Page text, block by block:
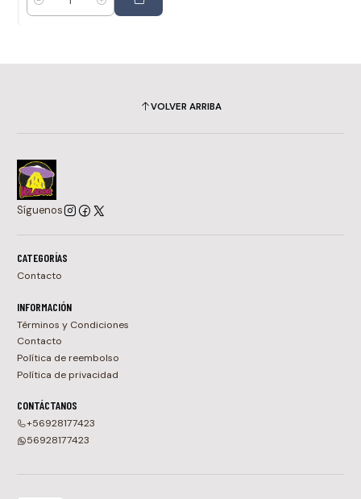
Cantidad
VOLVER ARRIBA
Síguenos
CATEGORÍAS
Contacto
INFORMACIÓN
Términos y Condiciones
Contacto
Política de reembolso
Política de privacidad
CONTÁCTANOS
+56928177423
56928177423